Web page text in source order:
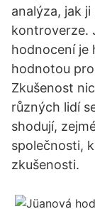
analýza, jak
kontroverze.
hodnocení je
hodnotou
Zkušenost
různých lidí
shodují,
společnosti,
zkušenosti.